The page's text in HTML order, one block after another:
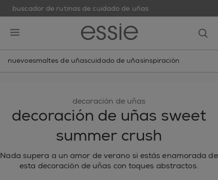
buscador de rutinas de cuidado de uñas
nuevoesmaltes de uñascuidado de uñasinspiración
decoración de uñas
decoración de uñas sweet
summer crush
Nada supera a un amor de verano si estás enamorada de
esta decoración de uñas con toques abstractos.